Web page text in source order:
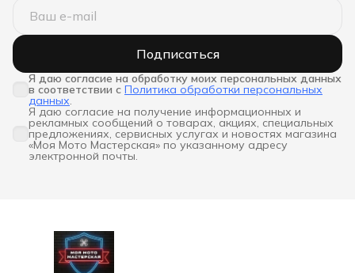
Подписаться
Я даю согласие на обработку моих персональных данных
в соответствии с Политика обработки персональных
данных.
Я даю согласие на получение информационных и
рекламных сообщений о товарах, акциях, специальных
предложениях, сервисных услугах и новостях магазина
«Моя Мото Мастерская» по указанному адресу
электронной почты.